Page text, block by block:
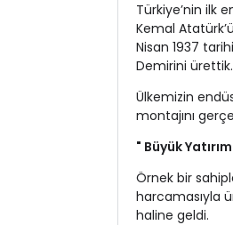
Türkiye’nin ilk
Kemal
Nisan 1937
Demirini ürettik.
Ülkemizin
montajını
" Büyük
Örnek bir
harcamasıyla
haline geldi.